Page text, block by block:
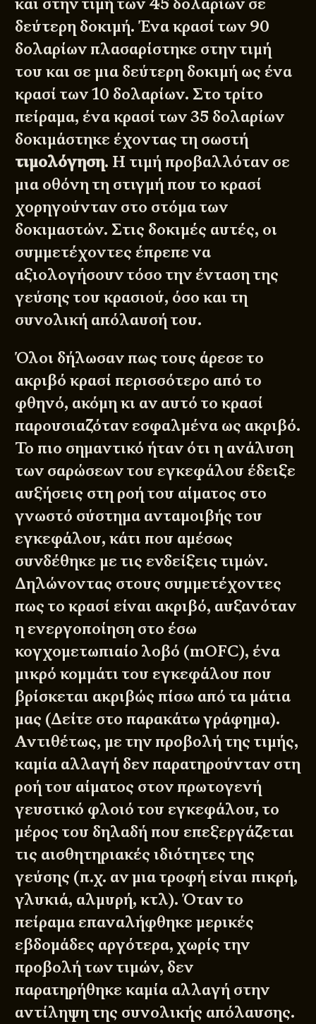
δεύτερη δοκιμή. Ένα κρασί των 90
δολαρίων πλασαρίστηκε στην τιμή
του και σε μια δεύτερη δοκιμή ως ένα
κρασί των 10 δολαρίων. Στο τρίτο
πείραμα, ένα κρασί των 35 δολαρίων
δοκιμάστηκε έχοντας τη σωστή
τιμολόγηση. H τιμή προβαλλόταν σε
μια οθόνη τη στιγμή που το κρασί
χορηγούνταν στο στόμα των
δοκιμαστών. Στις δοκιμές αυτές, οι
συμμετέχοντες έπρεπε να
αξιολογήσουν τόσο την ένταση της
γεύσης του κρασιού, όσο και τη
συνολική απόλαυσή του.
Όλοι δήλωσαν πως τους άρεσε το
ακριβό κρασί περισσότερο από το
φθηνό, ακόμη κι αν αυτό το κρασί
παρουσιαζόταν εσφαλμένα ως ακριβό.
Το πιο σημαντικό ήταν ότι η ανάλυση
των σαρώσεων του εγκεφάλου έδειξε
αυξήσεις στη ροή του αίματος στο
γνωστό σύστημα ανταμοιβής του
εγκεφάλου, κάτι που αμέσως
συνδέθηκε με τις ενδείξεις τιμών.
Δηλώνοντας στους συμμετέχοντες
πως το κρασί είναι ακριβό, αυξανόταν
η ενεργοποίηση στο έσω
κογχομετωπιαίο λοβό (mOFC), ένα
μικρό κομμάτι του εγκεφάλου που
βρίσκεται ακριβώς πίσω από τα μάτια
μας (Δείτε στο παρακάτω γράφημα).
Αντιθέτως, με την προβολή της τιμής,
καμία αλλαγή δεν παρατηρούνταν στη
ροή του αίματος στον πρωτογενή
γευστικό φλοιό του εγκεφάλου, το
μέρος του δηλαδή που επεξεργάζεται
τις αισθητηριακές ιδιότητες της
γεύσης (π.χ. αν μια τροφή είναι πικρή,
γλυκιά, αλμυρή, κτλ). Όταν το
πείραμα επαναλήφθηκε μερικές
εβδομάδες αργότερα, χωρίς την
προβολή των τιμών, δεν
παρατηρήθηκε καμία αλλαγή στην
αντίληψη της συνολικής απόλαυσης.